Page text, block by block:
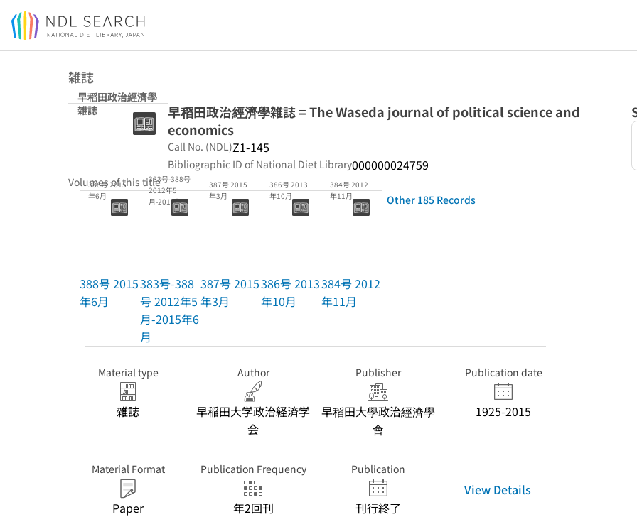
Jump to main content
雑誌
早稻田政治經濟學
雑誌
早稻田政治經濟學雑誌 = The Waseda journal of political science and
economics
Call No. (NDL)Z1-145
Bibliographic ID of National Diet Library000000024759
Volumes of this title
388号 2015
年6月
388号 2015
年6月
383号-388号
2012年5
月-2015年6
383号-388
号 2012年5
月-2015年6
月
387号 2015
年3月
387号 2015
年3月
386号 2013
年10月
386号 2013
年10月
384号 2012
年11月
384号 2012
年11月
Other 185 Records
Material type
雑誌
Author
早稲田大学政治経済学
会
Publisher
早稻田大學政治經濟學
會
Publication date
1925-2015
Material Format
Paper
Publication Frequency
年2回刊
Publication
刊行終了
View Details